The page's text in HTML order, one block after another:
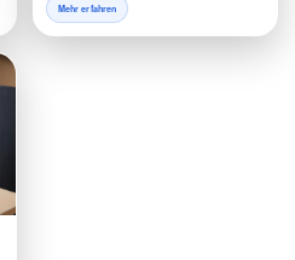
Mehr erfahren